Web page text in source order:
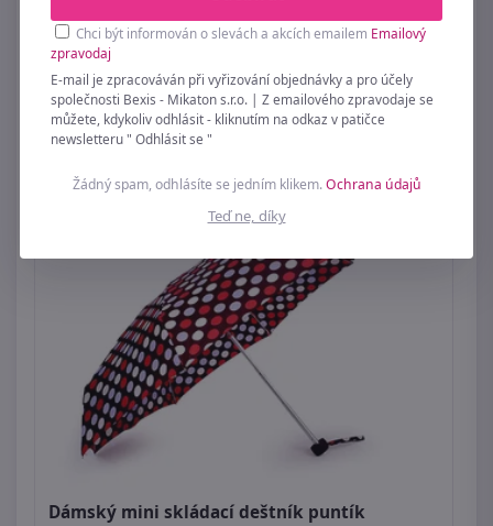
Dámský mini skládací deštník
489 Kč
Dámský mini skládací deštník puntík
Chci být informován o slevách a akcích emailem Emailový
zpravodaj
E-mail je zpracováván při vyřizování objednávky a pro účely
společnosti Bexis - Mikaton s.r.o. | Z emailového zpravodaje se
můžete, kdykoliv odhlásit - kliknutím na odkaz v patičce
newsletteru " Odhlásit se "
Žádný spam, odhlásíte se jedním klikem.Ochrana údajů
Teď ne, díky